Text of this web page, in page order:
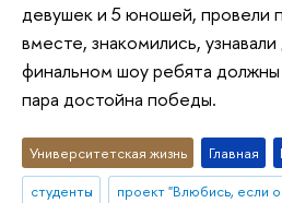
девушек и 5 юношей, провели
вместе, знакомились, узнавали
финальном шоу ребята должны
пара достойна победы.
Университетская жизнь Главная
студенты
проект "Влюбись, если